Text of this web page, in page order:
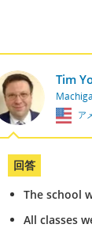
Tim
ア
回答
The school
All classes